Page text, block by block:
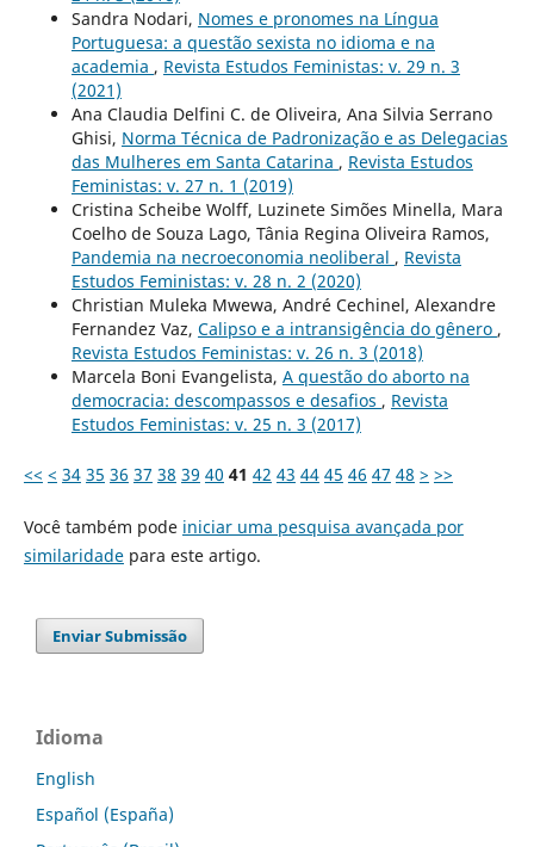
Sandra Nodari, Nomes e pronomes na Língua
Portuguesa: a questão sexista no idioma e na
academia , Revista Estudos Feministas: v. 29 n. 3
(2021)
Ana Claudia Delfini C. de Oliveira, Ana Silvia Serrano
Ghisi, Norma Técnica de Padronização e as Delegacias
das Mulheres em Santa Catarina , Revista Estudos
Feministas: v. 27 n. 1 (2019)
Cristina Scheibe Wolff, Luzinete Simões Minella, Mara
Coelho de Souza Lago, Tânia Regina Oliveira Ramos,
Pandemia na necroeconomia neoliberal , Revista
Estudos Feministas: v. 28 n. 2 (2020)
Christian Muleka Mwewa, André Cechinel, Alexandre
Fernandez Vaz, Calipso e a intransigência do gênero ,
Revista Estudos Feministas: v. 26 n. 3 (2018)
Marcela Boni Evangelista, A questão do aborto na
democracia: descompassos e desafios , Revista
Estudos Feministas: v. 25 n. 3 (2017)
<< < 34 35 36 37 38 39 40 41 42 43 44 45 46 47 48 > >>
Você também pode iniciar uma pesquisa avançada por
similaridadepara este artigo.
Enviar Submissão
Idioma
English
Español (España)